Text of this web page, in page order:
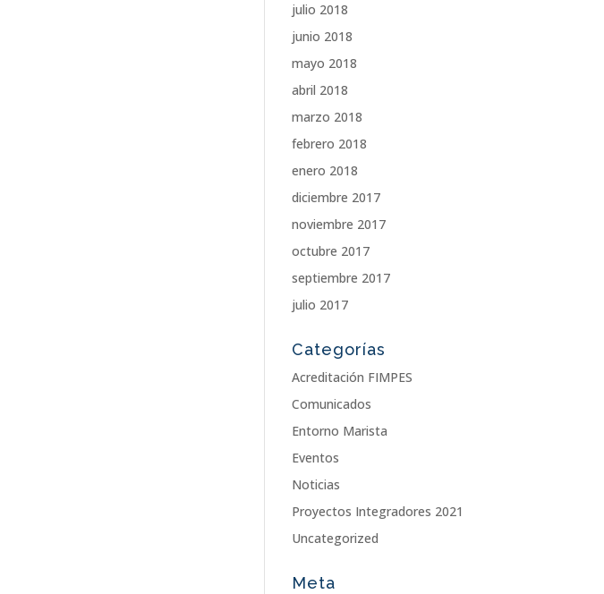
julio 2018
junio 2018
mayo 2018
abril 2018
marzo 2018
febrero 2018
enero 2018
diciembre 2017
noviembre 2017
octubre 2017
septiembre 2017
julio 2017
Categorías
Acreditación FIMPES
Comunicados
Entorno Marista
Eventos
Noticias
Proyectos Integradores 2021
Uncategorized
Meta